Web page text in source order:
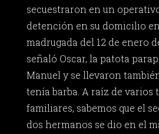
secuestraron en un
detención en su domicilio
madrugada del 12 de enero
señaló Oscar, la patota
Manuel y se llevaron
tenía barba. A raíz de varios
familiares, sabemos que el
dos hermanos se dio en el